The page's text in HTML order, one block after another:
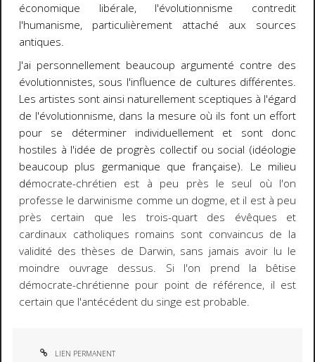
économique libérale, l'évolutionnisme contredit
l'humanisme, particulièrement attaché aux sources
antiques.
J'ai personnellement beaucoup argumenté contre des
évolutionnistes, sous l'influence de cultures différentes.
Les artistes sont ainsi naturellement sceptiques à l'égard
de l'évolutionnisme, dans la mesure où ils font un effort
pour se déterminer individuellement et sont donc
hostiles à l'idée de progrès collectif ou social (idéologie
beaucoup plus germanique que française). Le milieu
démocrate-chrétien est à peu près le seul où l'on
professe le darwinisme comme un dogme, et il est à peu
près certain que les trois-quart des évêques et
cardinaux catholiques romains sont convaincus de la
validité des thèses de Darwin, sans jamais avoir lu le
moindre ouvrage dessus. Si l'on prend la bêtise
démocrate-chrétienne pour point de référence, il est
certain que l'antécédent du singe est probable.
LIEN PERMANENT